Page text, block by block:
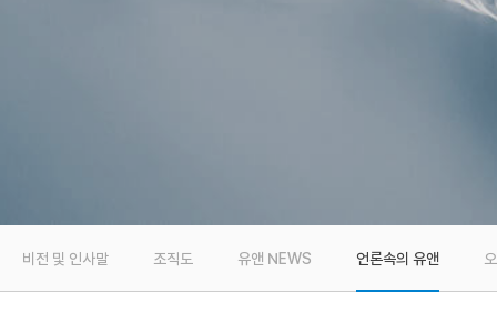
비전 및 인사말 조직도 유앤 NEWS 언론속의 유앤